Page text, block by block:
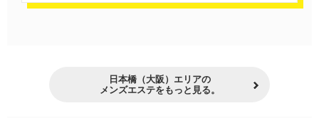
日本橋（大阪）エリアの
メンズエステをもっと見る。